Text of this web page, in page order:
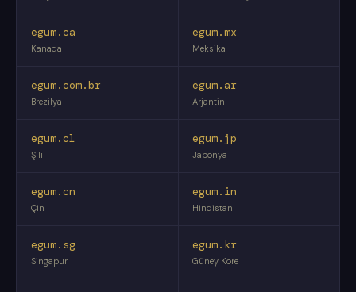
egum.ca
Kanada
egum.mx
Meksika
egum.com.br
Brezilya
egum.ar
Arjantin
egum.cl
Şili
egum.jp
Japonya
egum.cn
Çin
egum.in
Hindistan
egum.sg
Singapur
egum.kr
Güney Kore